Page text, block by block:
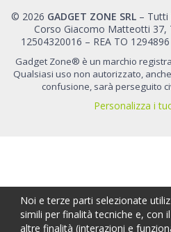
© 2026 GADGET ZONE SRL– Tutti
Corso Giacomo Matteotti 37,
12504320016 – REA TO
Gadget Zone® è un marchio
Qualsiasi uso non autorizzato,
confusione, sarà perseguito
Personalizza i
Noi e terze parti selezionate
simili per finalità tecniche e, con
altre finalità (interazioni e